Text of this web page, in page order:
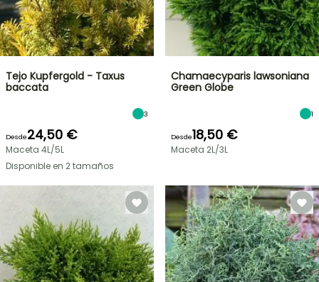
Tejo Kupfergold - Taxus
baccata
3
Desde24,50 €
Maceta 4L/5L
Disponible en 2 tamaños
Chamaecyparis lawsoniana
Green Globe
1
Desde18,50 €
Maceta 2L/3L